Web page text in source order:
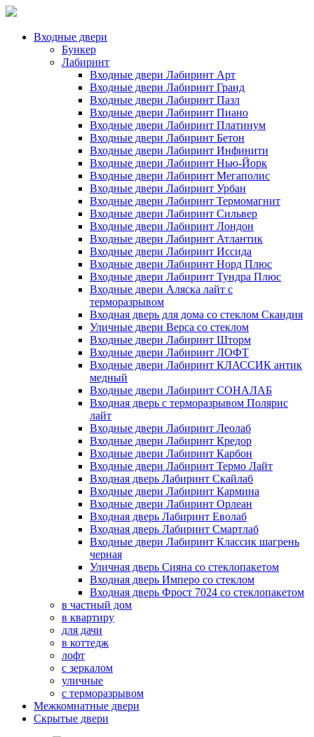
Входные двери
Бункер
Лабиринт
Входные двери Лабиринт Арт
Входные двери Лабиринт Гранд
Входные двери Лабиринт Пазл
Входные двери Лабиринт Пиано
Входные двери Лабиринт Платинум
Входные двери Лабиринт Бетон
Входные двери Лабиринт Инфинити
Входные двери Лабиринт Нью-Йорк
Входные двери Лабиринт Мегаполис
Входные двери Лабиринт Урбан
Входные двери Лабиринт Термомагнит
Входные двери Лабиринт Сильвер
Входные двери Лабиринт Лондон
Входные двери Лабиринт Атлантик
Входные двери Лабиринт Иссида
Входные двери Лабиринт Норд Плюс
Входные двери Лабиринт Тундра Плюс
Входные двери Аляска лайт с
терморазрывом
Входная дверь для дома со стеклом Скандия
Уличные двери Верса со стеклом
Входные двери Лабиринт Шторм
Входные двери Лабиринт ЛОФТ
Входные двери Лабиринт КЛАССИК антик
медный
Входные двери Лабиринт СОНАЛАБ
Входная дверь с терморазрывом Полярис
лайт
Входные двери Лабиринт Леолаб
Входные двери Лабиринт Кредор
Входные двери Лабиринт Карбон
Входные двери Лабиринт Термо Лайт
Входная дверь Лабиринт Скайлаб
Входные двери Лабиринт Кармина
Входные двери Лабиринт Орлеан
Входная дверь Лабиринт Еволаб
Входная дверь Лабиринт Смартлаб
Входные двери Лабиринт Классик шагрень
черная
Уличная дверь Сияна со стеклопакетом
Входная дверь Имперо со стеклом
Входная дверь Фрост 7024 со стеклопакетом
в частный дом
в квартиру
для дачи
в коттедж
лофт
с зеркалом
уличные
с терморазрывом
Межкомнатные двери
Скрытые двери